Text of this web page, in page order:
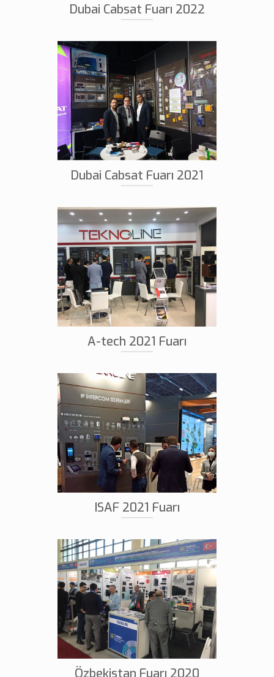
Dubai Cabsat Fuarı 2022
Dubai Cabsat Fuarı 2021
A-tech 2021 Fuarı
ISAF 2021 Fuarı
Özbekistan Fuarı 2020